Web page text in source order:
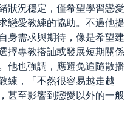
狀況穩定，僅希望學習戀愛
戀愛教練的協助。不過他提
身需求與期待，像是希望建
擇專教搭訕或發展短期關係
他也強調，應避免追隨散播
練，「不然很容易越走越
甚至影響到戀愛以外的一般